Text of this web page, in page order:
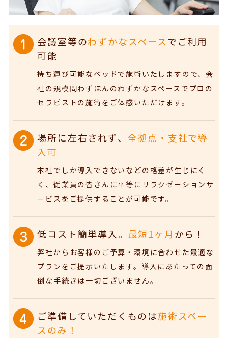
会議室等のわずかなスペースでご利用
可能
持ち運び可能なベッドで施術いたしますので、会
社の規模問わずほんのわずかなスペースでプロの
セラピストの施術をご体感いただけます。
場所に左右されず、 全拠点・支社で導
入可
本社でしか導入できないなどの格差が生じにく
く、従業員の皆さんに平等にリラクゼーションサ
ービスをご提供することが可能です。
低コスト簡単導入。 最短1ヶ月 から！
弊社からお客様のご予算・環境に合わせた最適な
プランをご提示いたします。導入にあたっての面
倒な手続きは一切ございません。
ご準備していただくものは施術スペー
スのみ！